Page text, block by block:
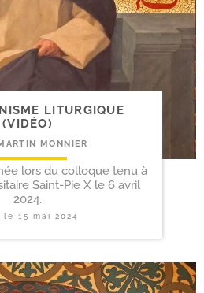
LITURGIQUE
(VIDÉO)
MONNIER
lors du colloque tenu à
Saint-Pie X le 6 avril
2024.
le 15 mai 2024